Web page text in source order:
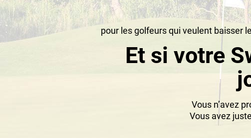
pour les golfeurs qui veulent baisser
Et si votre
Vous n’avez
Vous avez